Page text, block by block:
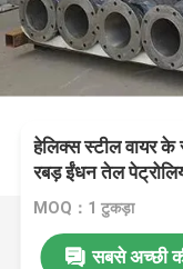
हेलिक्स स्टील वायर
रबड़ ईंधन तेल
MOQ：1 टुकड़ा
सबसे अच्छी